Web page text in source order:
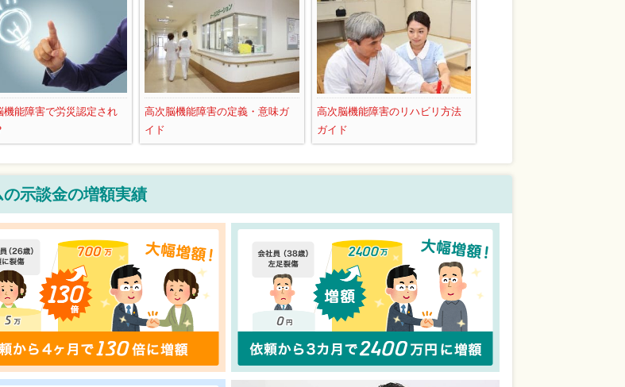
機能障害で労災認定され
高次脳機能障害の定義・意味ガ
イド
高次脳機能障害のリハビリ方法
ガイド
の示談金の増額実績